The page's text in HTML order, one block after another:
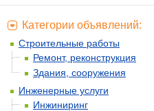
Категории объявлений:
Строительные работы
Ремонт, реконструкция
Здания, сооружения
Инженерные услуги
Инжиниринг